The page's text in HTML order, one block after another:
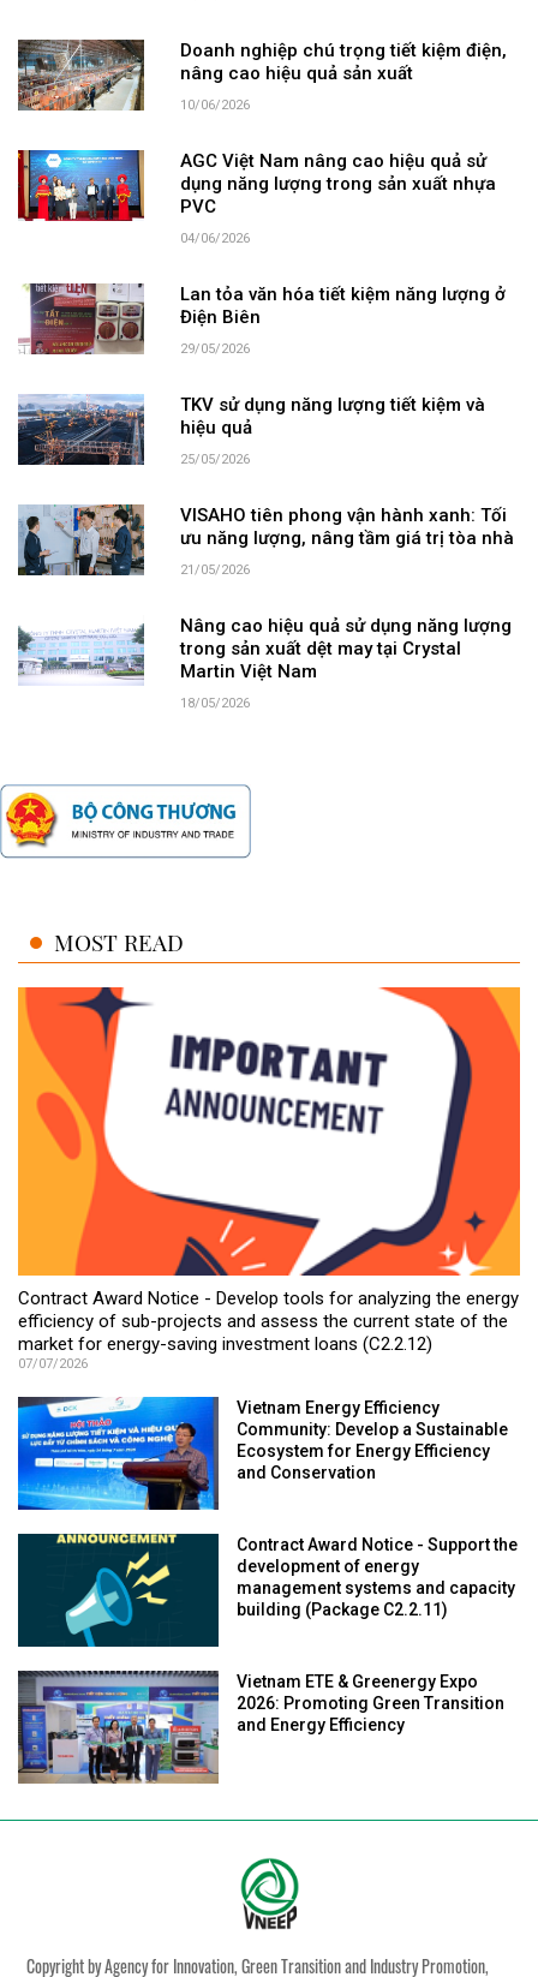
Doanh nghiệp chú trọng tiết kiệm điện,
nâng cao hiệu quả sản xuất
10/06/2026
AGC Việt Nam nâng cao hiệu quả sử
dụng năng lượng trong sản xuất nhựa
PVC
04/06/2026
Lan tỏa văn hóa tiết kiệm năng lượng ở
Điện Biên
29/05/2026
TKV sử dụng năng lượng tiết kiệm và
hiệu quả
25/05/2026
VISAHO tiên phong vận hành xanh: Tối
ưu năng lượng, nâng tầm giá trị tòa nhà
21/05/2026
Nâng cao hiệu quả sử dụng năng lượng
trong sản xuất dệt may tại Crystal
Martin Việt Nam
18/05/2026
MOST READ
Contract Award Notice - Develop tools for analyzing the energy
efficiency of sub-projects and assess the current state of the
market for energy-saving investment loans (C2.2.12)
07/07/2026
Vietnam Energy Efficiency
Community: Develop a Sustainable
Ecosystem for Energy Efficiency
and Conservation
Contract Award Notice - Support the
development of energy
management systems and capacity
building (Package C2.2.11)
Vietnam ETE & Greenergy Expo
2026: Promoting Green Transition
and Energy Efficiency
Copyright by Agency for Innovation, Green Transition and Industry Promotion,